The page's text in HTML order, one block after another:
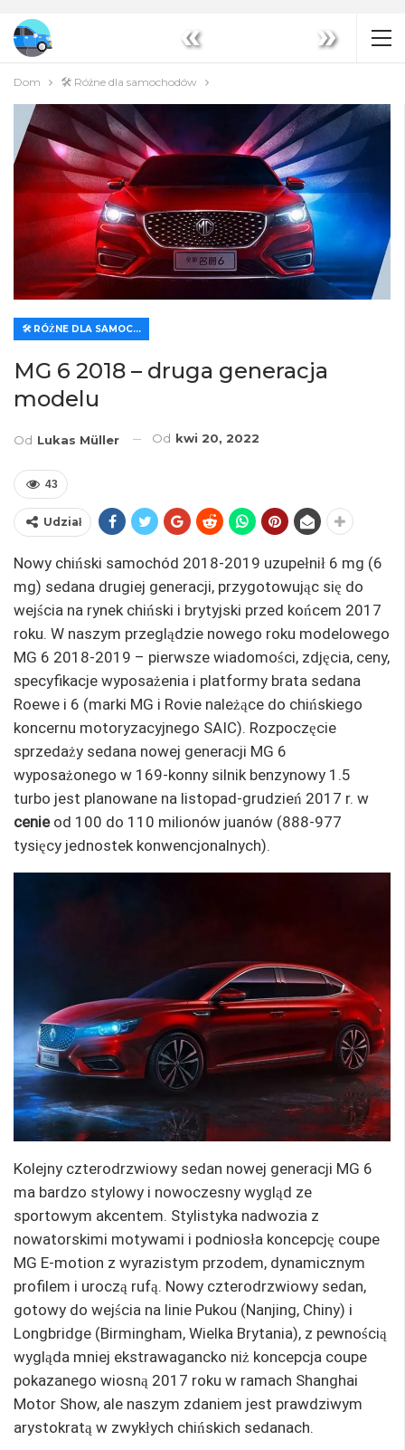
« »
Dom 🛠️ Różne dla samochodów
🛠️ RÓŻNE DLA SAMOCHODÓW
MG 6 2018 – druga generacja
modelu
Od Lukas Müller Od kwi 20, 2022
43
Udział
Nowy chiński samochód 2018-2019 uzupełnił 6 mg (6
mg) sedana drugiej generacji, przygotowując się do
wejścia na rynek chiński i brytyjski przed końcem 2017
roku. W naszym przeglądzie nowego roku modelowego
MG 6 2018-2019 – pierwsze wiadomości, zdjęcia, ceny,
specyfikacje wyposażenia i platformy brata sedana
Roewe i 6 (marki MG i Rovie należące do chińskiego
koncernu motoryzacyjnego SAIC). Rozpoczęcie
sprzedaży sedana nowej generacji MG 6
wyposażonego w 169-konny silnik benzynowy 1.5
turbo jest planowane na listopad-grudzień 2017 r. w
cenieod 100 do 110 milionów juanów (888-977
tysięcy jednostek konwencjonalnych).
Kolejny czterodrzwiowy sedan nowej generacji MG 6
ma bardzo stylowy i nowoczesny wygląd ze
sportowym akcentem. Stylistyka nadwozia z
nowatorskimi motywami i podniosła koncepcję coupe
MG E-motion z wyrazistym przodem, dynamicznym
profilem i uroczą rufą. Nowy czterodrzwiowy sedan,
gotowy do wejścia na linie Pukou (Nanjing, Chiny) i
Longbridge (Birmingham, Wielka Brytania), z pewnością
wygląda mniej ekstrawagancko niż koncepcja coupe
pokazanego wiosną 2017 roku w ramach Shanghai
Motor Show, ale naszym zdaniem jest prawdziwym
arystokratą w zwykłych chińskich sedanach.